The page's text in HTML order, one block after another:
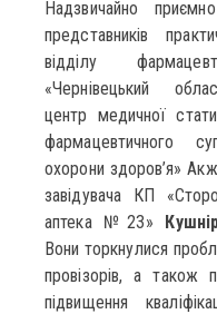
Надзвичайно
представників
відділу
«Чернівецький
центр медичної
фармацевтичного
охорони здоров’я»
завідувача КП
аптека №23»
Вони торкнулися
провізорів, а також
підвищення